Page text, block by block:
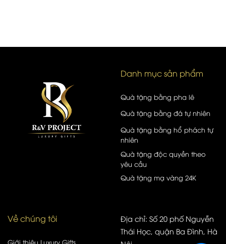
Danh mục sản phẩm
Quà tặng bằng pha lê
Quà tặng bằng đá tự nhiên
Quà tặng bằng hổ phách tự
nhiên
Quà tặng độc quyền theo
yêu cầu
Quà tặng mạ vàng 24K
Về chúng tôi
Giới thiệu Luxury Gifts
Địa chỉ: Số 20 phố Nguyễn
Thái Học, quận Ba Đình, Hà